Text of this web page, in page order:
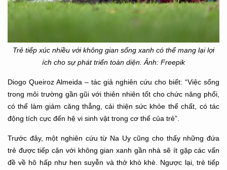
Trẻ tiếp xúc nhiều với không gian sống xanh có thể mang lại lợi
ích cho sự phát triển toàn diện. Ảnh: Freepik
Diogo Queiroz Almeida – tác giả nghiên cứu cho biết: “Việc sống
trong môi trường gần gũi với thiên nhiên tốt cho chức năng phổi,
có thể làm giảm căng thẳng, cải thiện sức khỏe thể chất, có tác
động tích cực đến hệ vi sinh vật trong cơ thể của trẻ”.
Trước đây, một nghiên cứu từ Na Uy cũng cho thấy những đứa
trẻ được tiếp cận với không gian xanh gần nhà sẽ ít gặp các vấn
đề về hô hấp như hen suyễn và thở khò khè. Ngược lại, trẻ tiếp